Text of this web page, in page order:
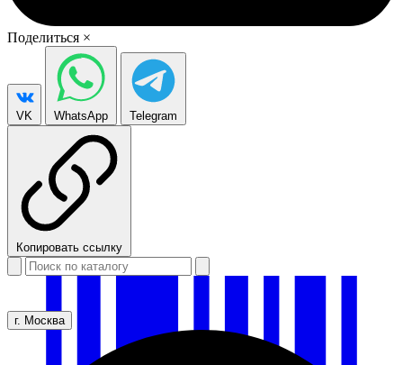
Поделиться ×
VK WhatsApp Telegram
Копировать ссылку